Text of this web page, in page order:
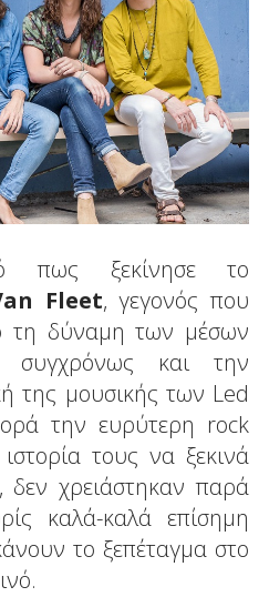
πως ξεκίνησε το
Fleet, γεγονός που
τη δύναμη των μέσων
συγχρόνως και την
της μουσικής των Led
την ευρύτερη rock
τους να ξεκινά
δεν χρειάστηκαν παρά
καλά-καλά επίσημη
το ξεπέταγμα στο